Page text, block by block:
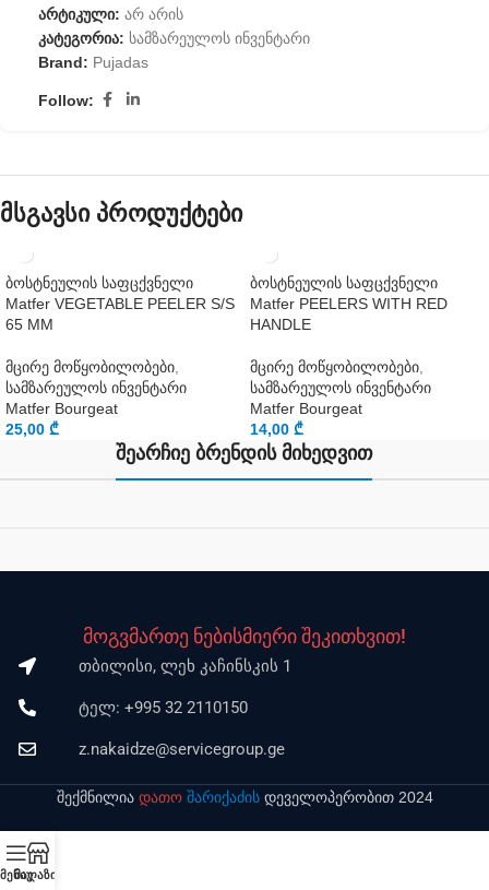
არტიკული: არ არის
კატეგორია: სამზარეულოს ინვენტარი
Brand: Pujadas
Follow:
მსგავსი პროდუქტები
ბოსტნეულის საფცქვნელი
Matfer VEGETABLE PEELER S/S
65 MM
მცირე მოწყობილობები
სამზარეულოს ინვენტარი
Matfer Bourgeat
25,00 ₾
ბოსტნეულის საფცქვნელი
Matfer PEELERS WITH RED
HANDLE
მცირე მოწყობილობები
სამზარეულოს ინვენტარი
Matfer Bourgeat
14,00 ₾
შეარჩიე ბრენდის მიხედვით
მოგვმართე ნებისმიერი შეკითხვით!
თბილისი, ლეხ კაჩინსკის 1
ტელ: +995 32 2110150
z.nakaidze@servicegroup.ge
შექმნილია დათოშარიქაძისდეველოპერობით 2024
მენიუ
მაღაზია